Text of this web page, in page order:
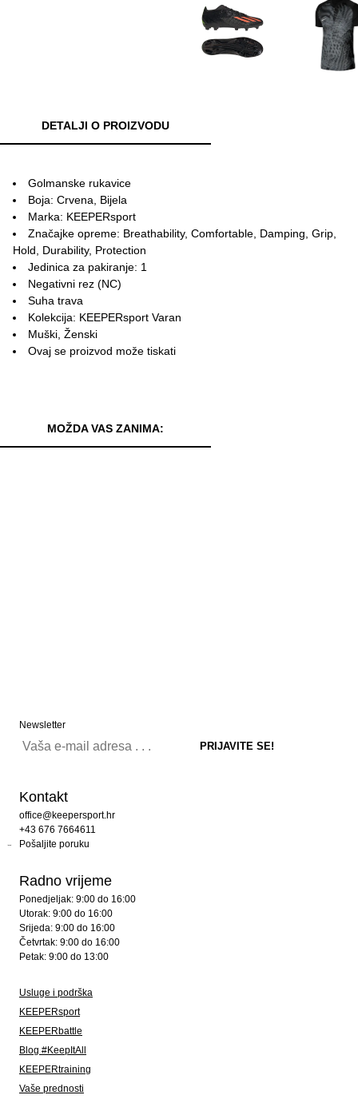
DETALJI O PROIZVODU
Golmanske rukavice
Boja: Crvena, Bijela
Marka: KEEPERsport
Značajke opreme: Breathability, Comfortable, Damping, Grip,
Hold, Durability, Protection
Jedinica za pakiranje: 1
Negativni rez (NC)
Suha trava
Kolekcija: KEEPERsport Varan
Muški, Ženski
Ovaj se proizvod može tiskati
MOŽDA VAS ZANIMA:
Newsletter
Kontakt
office@keepersport.hr
+43 676 7664611
Pošaljite poruku
Radno vrijeme
Ponedjeljak: 9:00 do 16:00
Utorak: 9:00 do 16:00
Srijeda: 9:00 do 16:00
Četvrtak: 9:00 do 16:00
Petak: 9:00 do 13:00
Usluge i podrška
KEEPERsport
KEEPERbattle
Blog #KeepItAll
KEEPERtraining
Vaše prednosti